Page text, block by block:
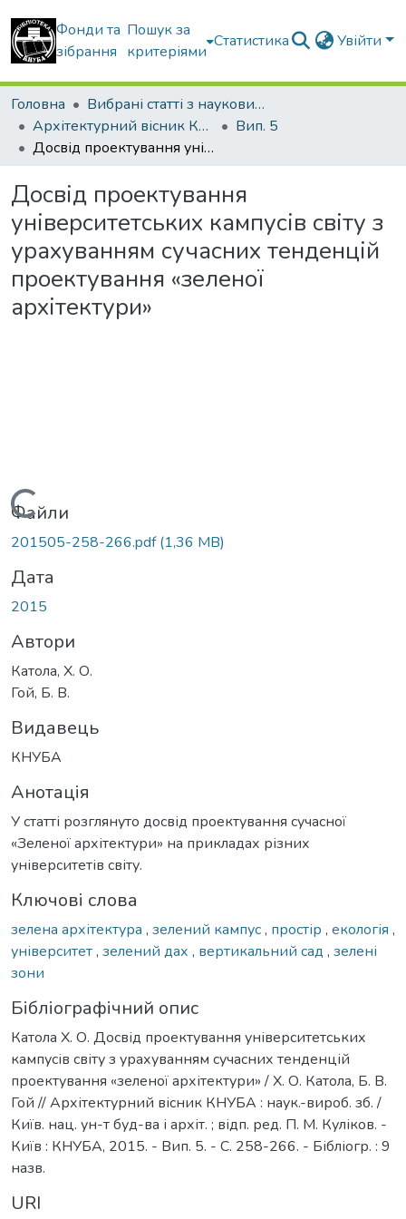
Фонди та
зібрання
Пошук за
критеріями
Статистика Увійти
Головна
Вибрані статті з наукових збірників КНУБА
Архітектурний вісник КНУБА
Вип. 5
Досвід проектування університетських кампусів світу з урахуванням сучасних тенденцій проектування «зеленої архітектури»
Досвід проектування
університетських кампусів світу з
урахуванням сучасних тенденцій
проектування «зеленої
архітектури»
Вантажиться...
Файли
201505-258-266.pdf(1,36 MB)
Дата
2015
Автори
Катола, Х. О.
Гой, Б. В.
Видавець
КНУБА
Анотація
У статті розглянуто досвід проектування сучасної
«Зеленої архітектури» на прикладах різних
університетів світу.
Ключові слова
зелена архітектура , зелений кампус, простір , екологія ,
університет, зелений дах , вертикальний сад , зелені
зони
Бібліографічний опис
Катола Х. О. Досвід проектування університетських
кампусів світу з урахуванням сучасних тенденцій
проектування «зеленої архітектури» / Х. О. Катола, Б. В.
Гой // Архітектурний вісник КНУБА : наук.-вироб. зб. /
Київ. нац. ун-т буд-ва і архіт. ; відп. ред. П. М. Куліков. -
Київ : КНУБА, 2015. - Вип. 5. - С. 258-266. - Бібліогр. : 9
назв.
URI